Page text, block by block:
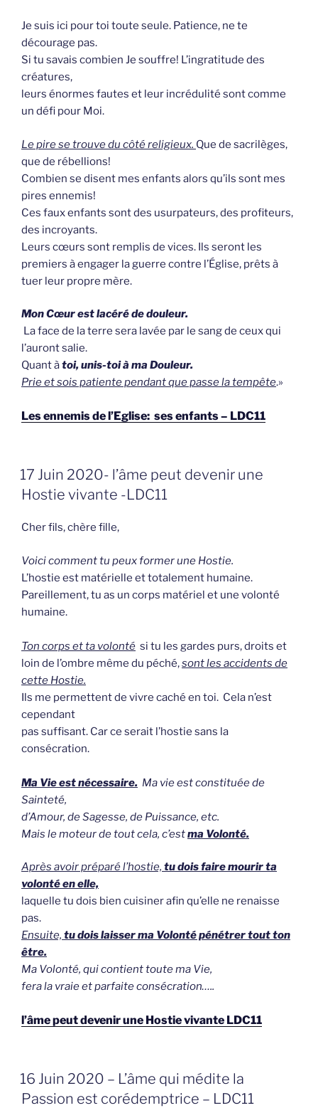
Je suis ici pour toi toute seule. Patience, ne te
décourage pas.
Si tu savais combien Je souffre! L’ingratitude des
créatures,
leurs énormes fautes et leur incrédulité sont comme
un défi pour Moi.
Le pire se trouve du côté religieux. Que de sacrilèges,
que de rébellions!
Combien se disent mes enfants alors qu’ils sont mes
pires ennemis!
Ces faux enfants sont des usurpateurs, des profiteurs,
des incroyants.
Leurs cœurs sont remplis de vices. Ils seront les
premiers à engager la guerre contre l’Église, prêts à
tuer leur propre mère.
Mon Cœur est lacéré de douleur.
La face de la terre sera lavée par le sang de ceux qui
l’auront salie.
Quant àtoi, unis-toi à ma Douleur.
Prie et sois patiente pendant que passe la tempête.»
Les ennemis de l’Eglise: ses enfants – LDC11
GEPLAATST
OP
17 Juin 2020- l’âme peut devenir une
Hostie vivante -LDC11
Cher fils, chère fille,
Voici comment tu peux former une Hostie.
L’hostie est matérielle et totalement humaine.
Pareillement, tu as un corps matériel et une volonté
humaine.
Ton corps et ta volonté si tu les gardes purs, droits et
loin de l’ombre même du péché,sont les accidents de
cette Hostie.
Ils me permettent de vivre caché en toi. Cela n’est
cependant
pas suffisant. Car ce serait l’hostie sans la
consécration.
Ma Vie est nécessaire. Ma vie est constituée de
Sainteté,
d’Amour, de Sagesse, de Puissance, etc.
Mais le moteur de tout cela, c’estma Volonté.
Après avoir préparé l’hostie, tu dois faire mourir ta
volonté en elle,
laquelle tu dois bien cuisiner afin qu’elle ne renaisse
pas.
Ensuite, tu dois laisser ma Volonté pénétrer tout ton
être.
Ma Volonté, qui contient toute ma Vie,
fera la vraie et parfaite consécration…..
l’âme peut devenir une Hostie vivante LDC11
GEPLAATST
OP
16 Juin 2020 – L’âme qui médite la
Passion est corédemptrice – LDC11